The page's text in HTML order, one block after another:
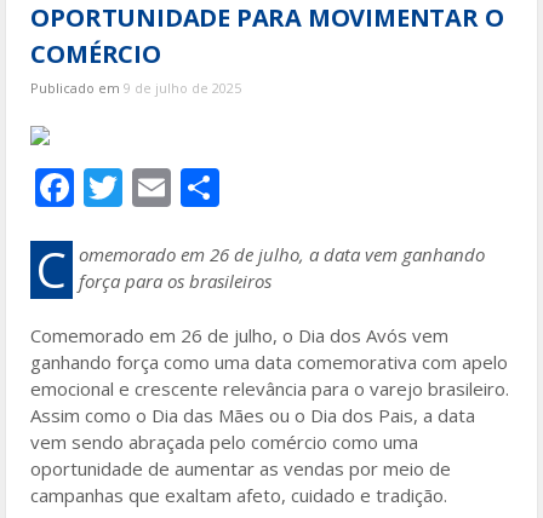
OPORTUNIDADE PARA MOVIMENTAR O
COMÉRCIO
Publicado em9 de julho de 2025
F
ac
e
b
o
o
k
T
w
itt
er
E
m
ai
l
ar
e
C omemorado em 26 de julho, a data vem ganhando
força para os brasileiros
Comemorado em 26 de julho, o Dia dos Avós vem
ganhando força como uma data comemorativa com apelo
emocional e crescente relevância para o varejo brasileiro.
Assim como o Dia das Mães ou o Dia dos Pais, a data
vem sendo abraçada pelo comércio como uma
oportunidade de aumentar as vendas por meio de
campanhas que exaltam afeto, cuidado e tradição.